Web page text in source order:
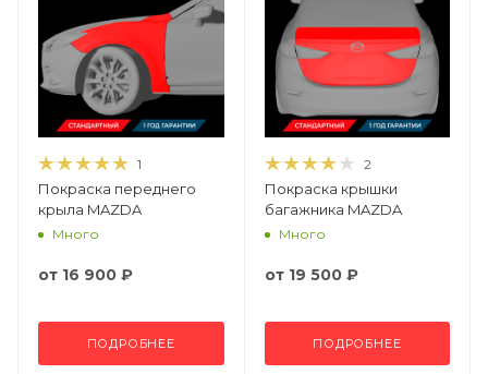
1
Покраска переднего
крыла MAZDA
Много
от 16 900 ₽
ПОДРОБНЕЕ
2
Покраска крышки
багажника MAZDA
Много
от 19 500 ₽
ПОДРОБНЕЕ